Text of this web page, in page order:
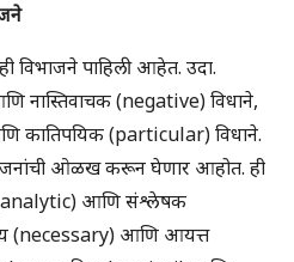
विभाजने पाहिली आहेत. उदा.
नास्तिवाचक (negative) विधाने,
कातिपयिक (particular) विधाने.
ओळख करून घेणार आहोत. ही
आणि संश्लेषक
(necessary) आणि आयत्त